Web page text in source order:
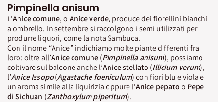
Pimpinella anisum
L’Anice comune, o Anice verde, produce dei fiorellini bianchi
a ombrello. In settembre si raccolgono i semi utilizzati per
produrre liquori, come la nota Sambuca.
Con il nome “Anice” indichiamo molte piante differenti fra
loro: oltre all’Anice comune(Pimpinella anisum), possiamo
coltivare sul balcone anche l’Anice stellato (Illicium verum),
l’Anice Issopo(Agastache foeniculum) con fiori blu e viola e
un aroma simile alla liquirizia oppure l’Anice pepato o Pepe
di Sichuan (Zanthoxylum piperitum).